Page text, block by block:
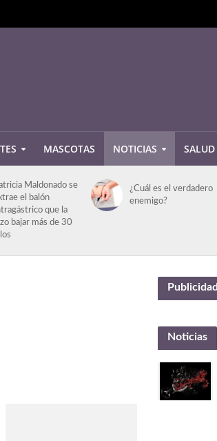
MASCOTAS NOTICIAS SALUD
Maldonado se
el balón
que la
bajar más de 30
¿Cuál es el verdadero
enemigo?
Publicidad
Noticias